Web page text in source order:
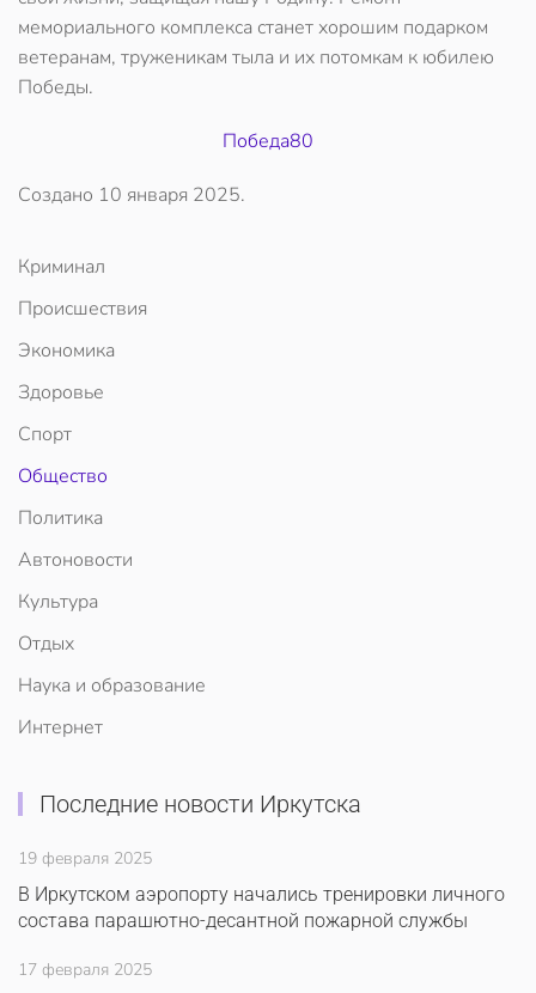
мемориального комплекса станет хорошим подарком
ветеранам, труженикам тыла и их потомкам к юбилею
Победы.
Победа80
Создано 10 января 2025.
Криминал
Происшествия
Экономика
Здоровье
Спорт
Общество
Политика
Автоновости
Культура
Отдых
Наука и образование
Интернет
Последние новости Иркутска
19 февраля 2025
В Иркутском аэропорту начались тренировки личного
состава парашютно-десантной пожарной службы
17 февраля 2025